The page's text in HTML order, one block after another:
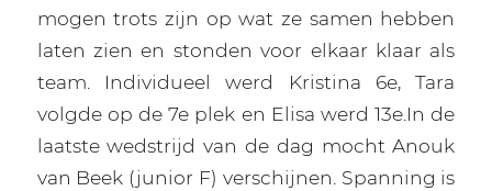
mogen trots zijn op wat ze samen hebben
laten zien en stonden voor elkaar klaar als
team. Individueel werd Kristina 6e, Tara
volgde op de 7e plek en Elisa werd 13e.In de
laatste wedstrijd van de dag mocht Anouk
van Beek (junior F) verschijnen. Spanning is